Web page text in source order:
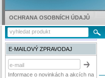
E-MAILOVÝ ZPRAVODAJ
Informace o novinkách a akcích na
OCHRANA OSOBNÍCH ÚDAJŮ